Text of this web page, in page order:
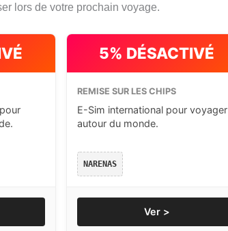
lors de votre prochain voyage.
5% DÉSACTIVÉ
REMISE SUR LES CHIPS
E-Sim international pour voyager
autour du monde.
NARENAS
Ver >